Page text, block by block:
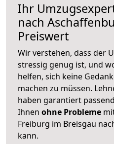
Ihr
nach
Preiswert
Wir verstehen, dass der
stressig genug ist, und
helfen, sich keine
machen zu müssen.
haben garantiert
Ihnen ohne Probleme
Freiburg im Breisgau
kann.